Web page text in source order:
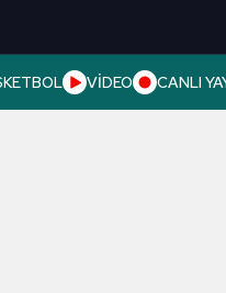
VİDEO CANLI